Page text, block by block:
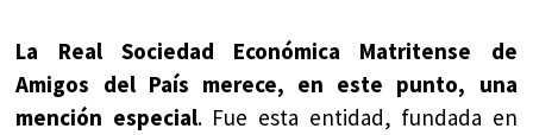
La Real Sociedad Económica Matritense de
Amigos del País merece, en este punto, una
mención especial. Fue esta entidad, fundada en